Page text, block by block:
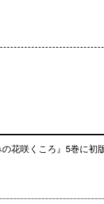
の花咲くころ』5巻に